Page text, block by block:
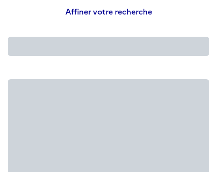
Affiner votre recherche